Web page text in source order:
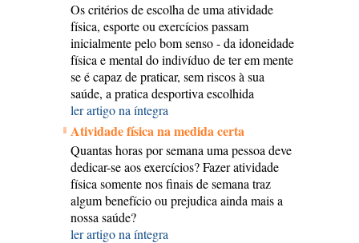
Os critérios de escolha de uma atividade
física, esporte ou exercícios passam
inicialmente pelo bom senso - da idoneidade
física e mental do indivíduo de ter em mente
se é capaz de praticar, sem riscos à sua
saúde, a pratica desportiva escolhida
ler artigo na íntegra
Atividade física na medida certa
Quantas horas por semana uma pessoa deve
dedicar-se aos exercícios? Fazer atividade
física somente nos finais de semana traz
algum benefício ou prejudica ainda mais a
nossa saúde?
ler artigo na íntegra